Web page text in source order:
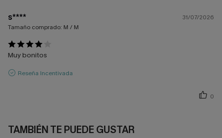
s****
31/07/2026
Tamaño comprado: M / M
Muy bonitos
Reseña Incentivada
0
TAMBIÉN TE PUEDE GUSTAR